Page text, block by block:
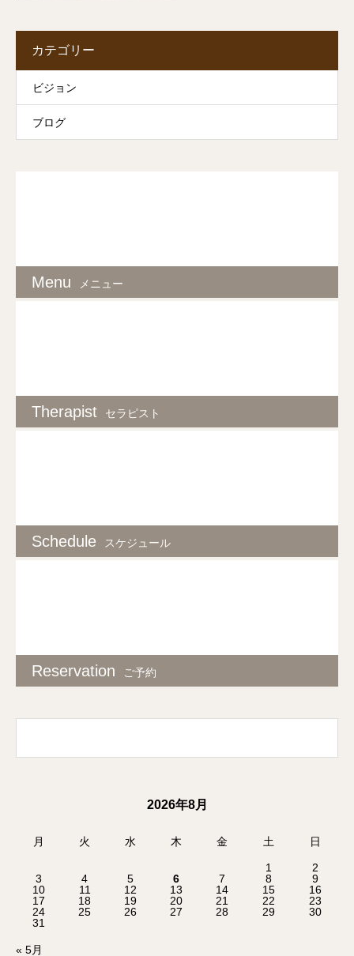
カテゴリー
ビジョン
ブログ
Menu メニュー
Therapist セラピスト
Schedule スケジュール
Reservation ご予約
2026年8月
月 火 水 木 金 土 日
1
2
3
4 5 6 7 8
9
10
11 12 13 14 15
16
17
18 19 20 21 22
23
24
25 26 27 28 29
30
31
« 5月